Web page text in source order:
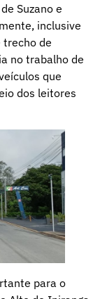
Suzano e
inclusive
trecho de
no trabalho de
que
dos leitores
para o